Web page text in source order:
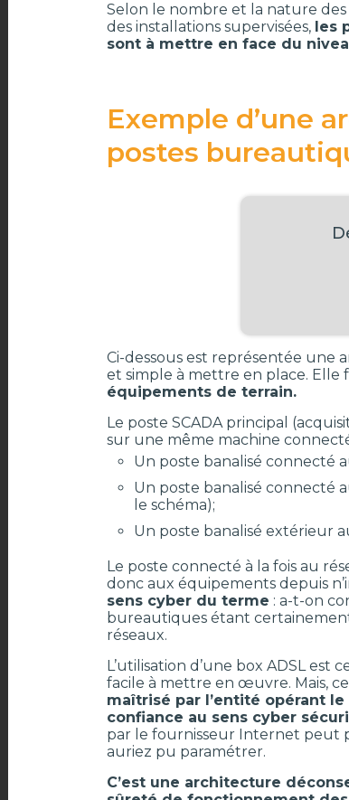
Selon le nombre et la nature
des installations supervisées, les
sont à mettre en face du
Exemple d’une
postes
Ci-dessous est représentée
et simple à mettre en place.
équipements de terrain.
Le poste SCADA principal
sur une même machine
Un poste banalisé connecté
Un poste banalisé connecté
le schéma);
Un poste banalisé extérieur
Le poste connecté à la fois au
donc aux équipements depuis
sens cyber du terme : a-t-on
bureautiques étant
réseaux.
L’utilisation d’une box ADSL
facile à mettre en œuvre. Mais,
maîtrisé par l’entité opérant
confiance au sens cyber
par le fournisseur Internet peut
auriez pu paramétrer.
C’est une architecture